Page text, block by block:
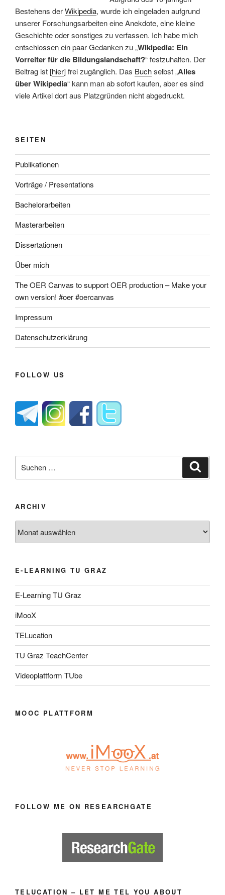
Bestehens derWikipedia, wurde ich eingeladen aufgrund
unserer Forschungsarbeiten eine Anekdote, eine kleine
Geschichte oder sonstiges zu verfassen. Ich habe mich
entschlossen ein paar Gedanken zu „Wikipedia: Ein
Vorreiter für die Bildungslandschaft?“ festzuhalten. Der
Beitrag ist [hier] frei zugänglich. Das Buchselbst „Alles
über Wikipedia“ kann man ab sofort kaufen, aber es sind
viele Artikel dort aus Platzgründen nicht abgedruckt.
SEITEN
Publikationen
Vorträge / Presentations
Bachelorarbeiten
Masterarbeiten
Dissertationen
Über mich
The OER Canvas to support OER production – Make your
own version! #oer #oercanvas
Impressum
Datenschutzerklärung
FOLLOW US
nach:
ARCHIV
E-LEARNING TU GRAZ
E-Learning TU Graz
iMooX
TELucation
TU Graz TeachCenter
Videoplattform TUbe
MOOC PLATTFORM
FOLLOW ME ON RESEARCHGATE
TELUCATION – LET ME TEL YOU ABOUT